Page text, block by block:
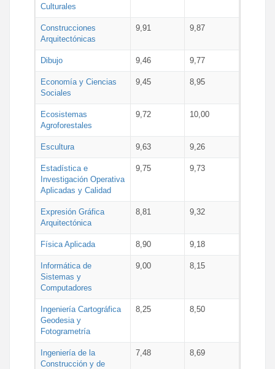
Culturales
Construcciones
Arquitectónicas
9,91 9,87
Dibujo 9,46 9,77
Economía y Ciencias
Sociales
9,45 8,95
Ecosistemas
Agroforestales
9,72 10,00
Escultura 9,63 9,26
Estadística e
Investigación Operativa
Aplicadas y Calidad
9,75 9,73
Expresión Gráfica
Arquitectónica
8,81 9,32
Física Aplicada 8,90 9,18
Informática de
Sistemas y
Computadores
9,00 8,15
Ingeniería Cartográfica
Geodesia y
Fotogrametría
8,25 8,50
Ingeniería de la
Construcción y de
7,48 8,69